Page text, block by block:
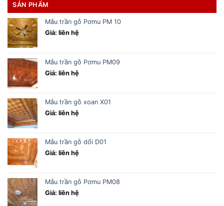
SẢN PHẨM
Mẫu trần gỗ Pơmu PM 10
Giá: liên hệ
Mẫu trần gỗ Pơmu PM09
Giá: liên hệ
Mẫu trần gỗ xoan X01
Giá: liên hệ
Mẫu trần gỗ dổi D01
Giá: liên hệ
Mẫu trần gỗ Pơmu PM08
Giá: liên hệ